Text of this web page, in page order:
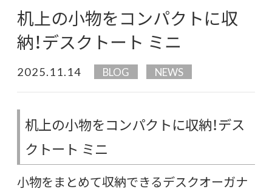
机上の小物をコンパクトに収
納！デスクトート ミニ
2025.11.14 BLOG NEWS
机上の小物をコンパクトに収納！デス
クトート ミニ
小物をまとめて収納できるデスクオーガナ